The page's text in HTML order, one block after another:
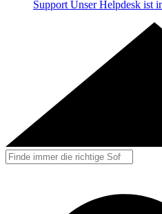
Support Unser Helpdesk ist